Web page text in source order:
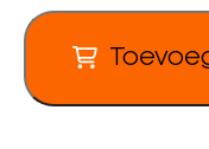
Kast-
bank
aantal